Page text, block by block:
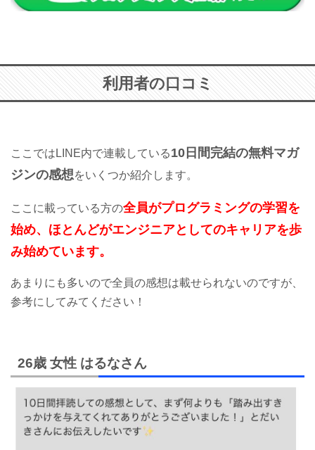
利用者の口コミ
ここではLINE内で連載している10日間完結の無料マガ
ジンの感想をいくつか紹介します。
ここに載っている方の全員がプログラミングの学習を
始め、ほとんどがエンジニアとしてのキャリアを歩
み始めています。
あまりにも多いので全員の感想は載せられないのですが、
参考にしてみてください！
26歳 女性 はるなさん